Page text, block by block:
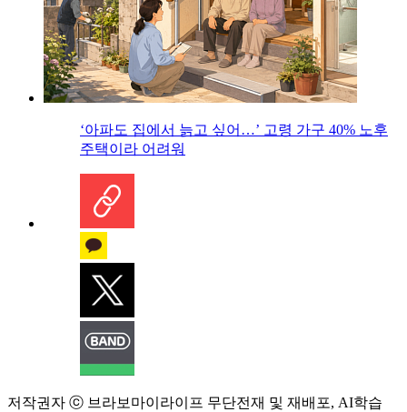
‘아파도 집에서 늙고 싶어…’ 고령 가구 40% 노후
주택이라 어려워
저작권자 ⓒ 브라보마이라이프 무단전재 및 재배포, AI학습